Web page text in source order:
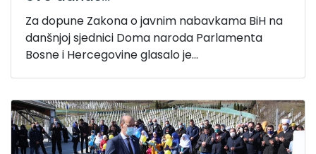
Za dopune Zakona o javnim nabavkama BiH na
danšnjoj sjednici Doma naroda Parlamenta
Bosne i Hercegovine glasalo je...